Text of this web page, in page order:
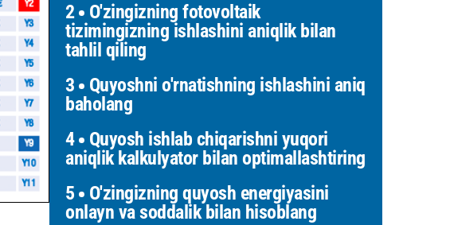
2
O'zingizning fotovoltaik
tizimingizning ishlashini aniqlik bilan
tahlil qiling
3
Quyoshni o'rnatishning ishlashini aniq
baholang
4
Quyosh ishlab chiqarishni yuqori
aniqlik kalkulyator bilan optimallashtiring
5
O'zingizning quyosh energiyasini
onlayn va soddalik bilan hisoblang